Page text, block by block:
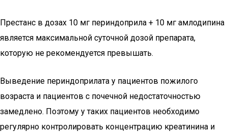
Престанс в дозах 10 мг периндоприла + 10 мг амлодипина
является максимальной суточной дозой препарата,
которую не рекомендуется превышать.
Выведение периндоприлата у пациентов пожилого
возраста и пациентов с почечной недостаточностью
замедлено. Поэтому у таких пациентов необходимо
регулярно контролировать концентрацию креатинина и